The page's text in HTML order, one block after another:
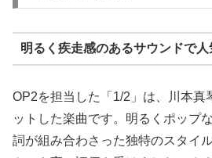
明るく疾走感のあるサウンドで
OP2を担当した「1/2」は、川本真
ットした楽曲です。明るくポップ
詞が組み合わさった独特のスタイ